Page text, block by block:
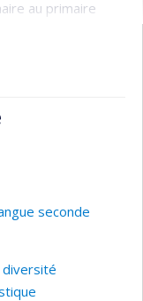
au primaire
des maîtres
seconde